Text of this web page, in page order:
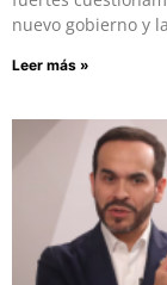
nuevo gobierno y
Leer más »